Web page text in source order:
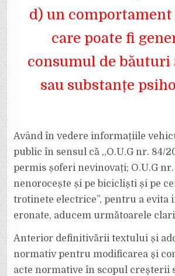
d) un comportament
care poate fi
consumul de băuturi
sau substanțe
Având în vedere informațiile
public în sensul că ,,O.U.G nr. 84/
permis șoferi nevinovați; O.U.G
nenorocește și pe bicicliști și pe
trotinete electrice”, pentru a evita
eronate, aducem următoarele
Anterior definitivării textului și
normativ pentru modificarea şi
acte normative în scopul creşterii